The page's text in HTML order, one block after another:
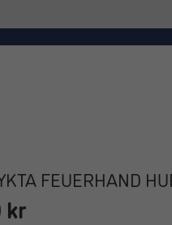
FEUERHAND
kr